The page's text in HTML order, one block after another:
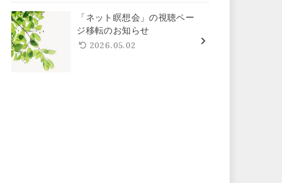
「ネット瞑想会」の視聴ペー
ジ移転のお知らせ
2026.05.02